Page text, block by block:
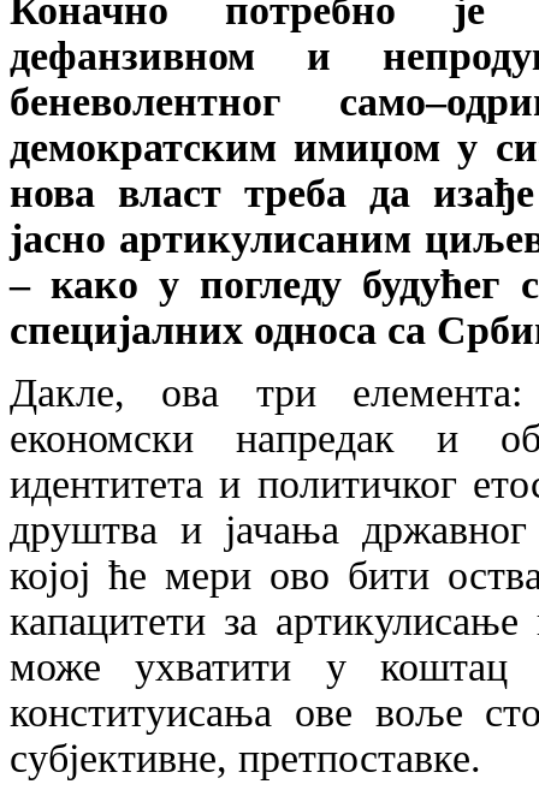
Коначно потребно је
дефанзивном и
беневолентног
демократским имиџом у
нова власт треба да
јасно артикулисаним
– како у погледу будућег
специјалних односа са
Дакле, ова три елемента:
економски напредак и
идентитета и политичког
друштва и јачања државног
којој ће мери ово бити
капацитети за
може ухватити у коштац
конституисања ове воље
субјективне, претпоставке.